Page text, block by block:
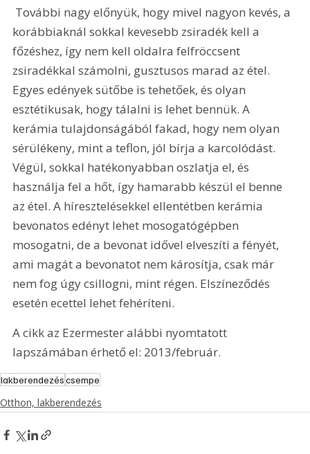
korábbiaknál sokkal kevesebb zsiradék kell a
főzéshez, így nem kell oldalra felfröccsent
zsiradékkal számolni, gusztusos marad az étel.
Egyes edények sütőbe is tehetőek, és olyan
esztétikusak, hogy tálalni is lehet bennük. A
kerámia tulajdonságából fakad, hogy nem olyan
sérülékeny, mint a teflon, jól bírja a karcolódást.
Végül, sokkal hatékonyabban oszlatja el, és
használja fel a hőt, így hamarabb készül el benne
az étel. A híresztelésekkel ellentétben kerámia
bevonatos edényt lehet mosogatógépben
mosogatni, de a bevonat idővel elveszíti a fényét,
ami magát a bevonatot nem károsítja, csak már
nem fog úgy csillogni, mint régen. Elszíneződés
esetén ecettel lehet fehéríteni.
A cikk az Ezermester alábbi nyomtatott
lapszámában érhető el: 2013/február.
lakberendezéscsempe
Otthon, lakberendezés